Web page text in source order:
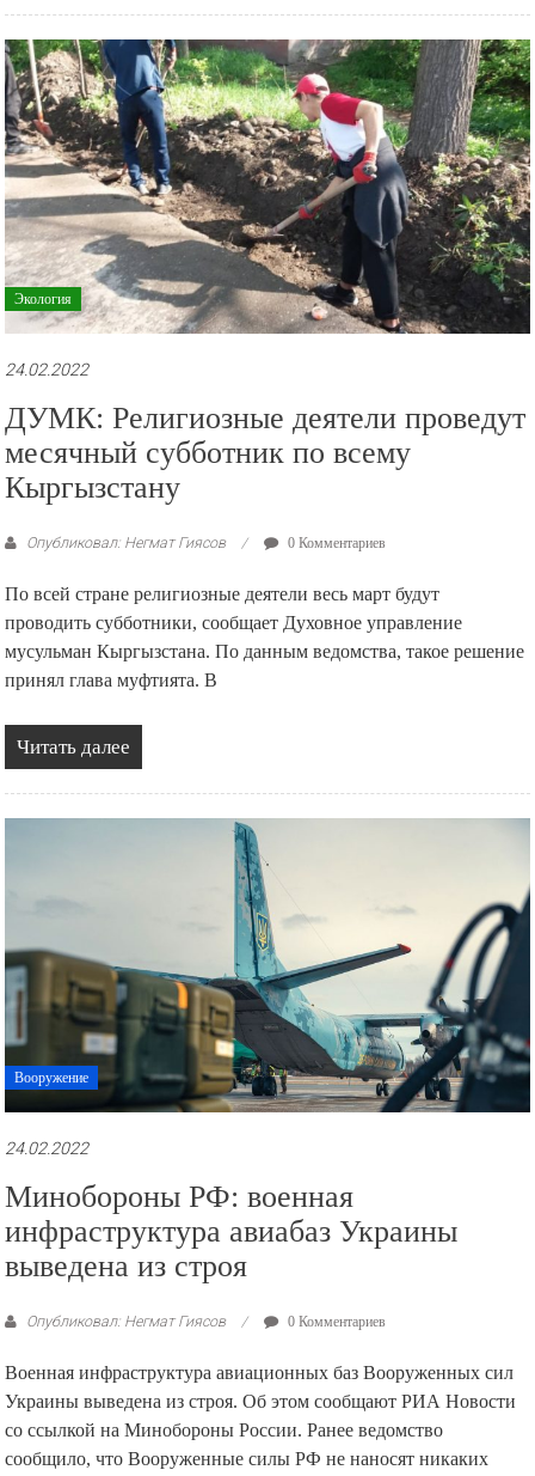
Экология
24.02.2022
ДУМК: Религиозные деятели проведут
месячный субботник по всему
Кыргызстану
Опубликовал: Негмат Гиясов 0 Комментариев
По всей стране религиозные деятели весь март будут
проводить субботники, сообщает Духовное управление
мусульман Кыргызстана. По данным ведомства, такое решение
принял глава муфтията. В
Читать далее
Вооружение
24.02.2022
Минобороны РФ: военная
инфраструктура авиабаз Украины
выведена из строя
Опубликовал: Негмат Гиясов 0 Комментариев
Военная инфраструктура авиационных баз Вооруженных сил
Украины выведена из строя. Об этом сообщают РИА Новости
со ссылкой на Минобороны России. Ранее ведомство
сообщило, что Вооруженные силы РФ не наносят никаких